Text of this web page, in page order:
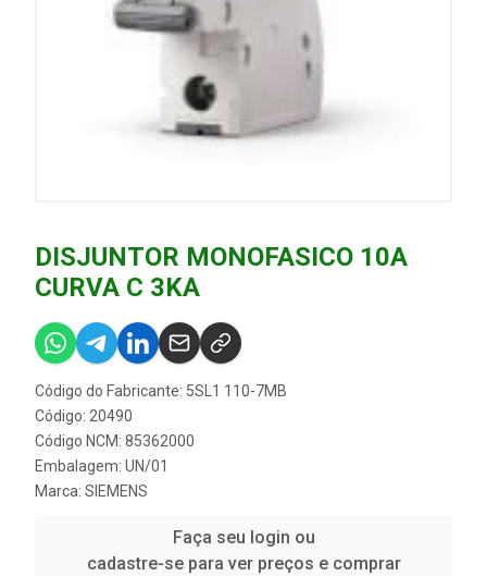
DISJUNTOR MONOFASICO 10A
CURVA C 3KA
Código do Fabricante: 5SL1 110-7MB
Código: 20490
Código NCM: 85362000
Embalagem: UN/01
Marca: SIEMENS
Faça seu login ou
cadastre-se para ver preços e comprar